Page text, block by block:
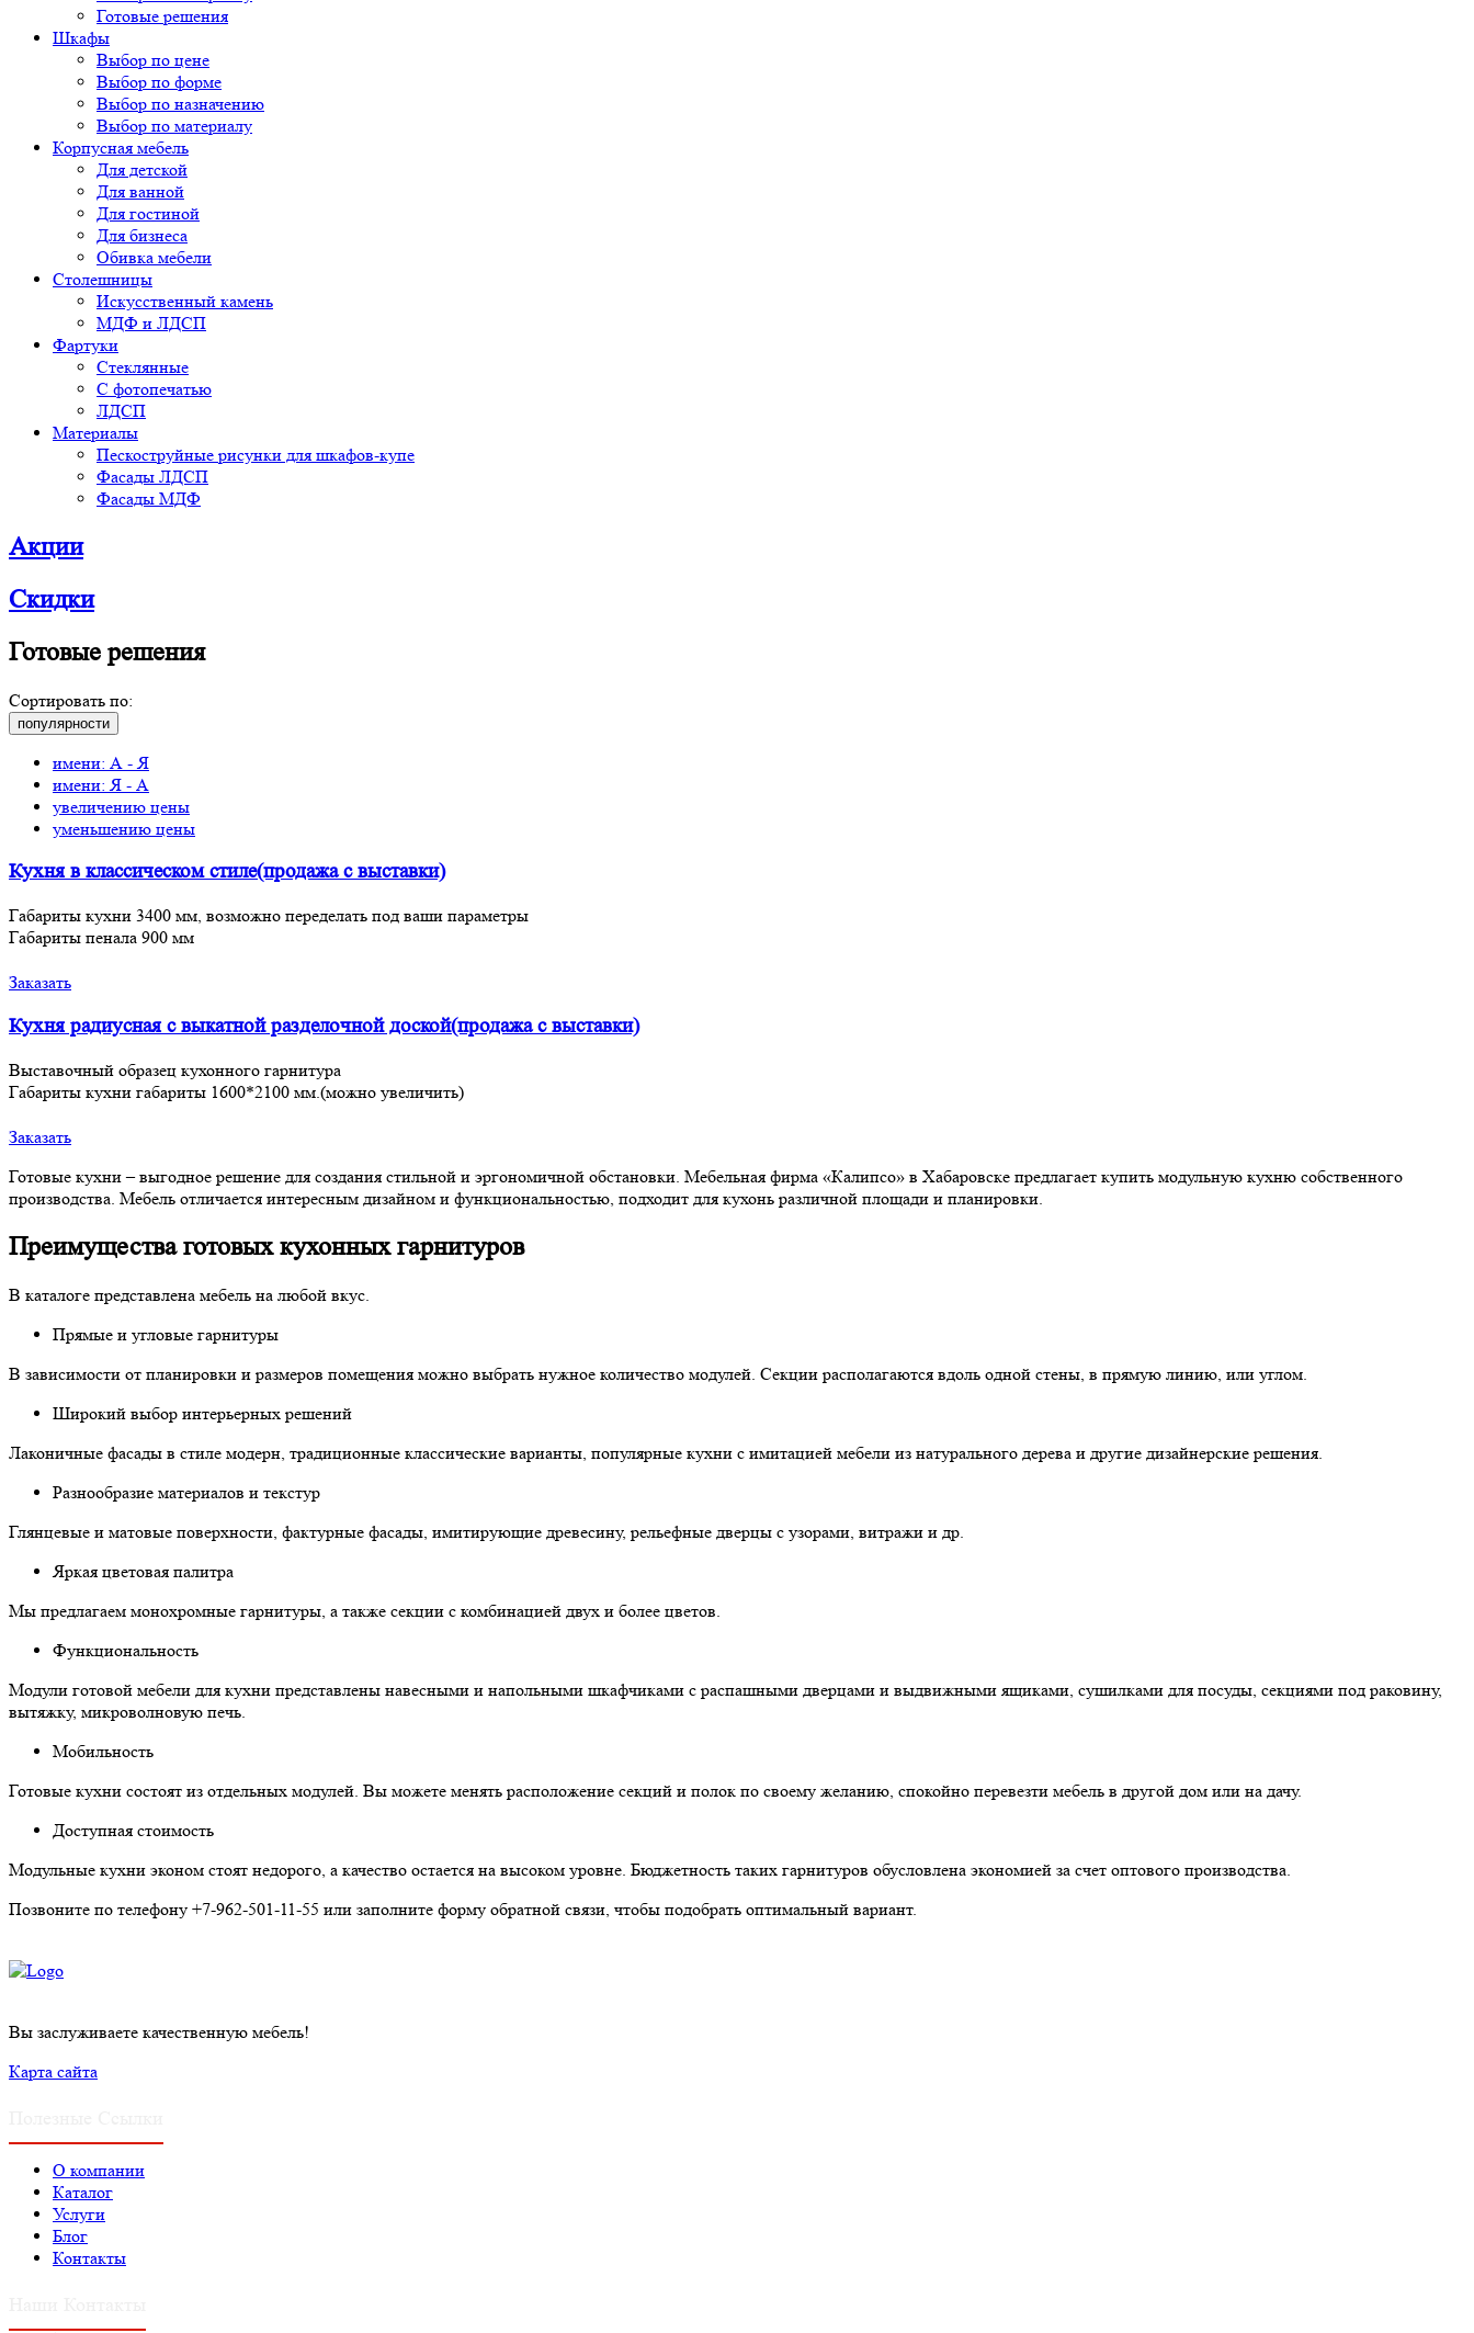
Готовые решения
Шкафы
Выбор по цене
Выбор по форме
Выбор по назначению
Выбор по материалу
Корпусная мебель
Для детской
Для ванной
Для гостиной
Для бизнеса
Обивка мебели
Столешницы
Искусственный камень
МДФ и ЛДСП
Фартуки
Стеклянные
С фотопечатью
ЛДСП
Материалы
Пескоструйные рисунки для шкафов-купе
Фасады ЛДСП
Фасады МДФ
Акции
Скидки
Готовые решения
Сортировать по:
популярности
имени: А - Я
имени: Я - А
увеличению цены
уменьшению цены
Кухня в классическом стиле(продажа с выставки)
Габариты кухни 3400 мм, возможно переделать под ваши параметры
Габариты пенала 900 мм
Заказать
Кухня радиусная с выкатной разделочной доской(продажа с выставки)
Выставочный образец кухонного гарнитура
Габариты кухни габариты 1600*2100 мм.(можно увеличить)
Заказать
Готовые кухни – выгодное решение для создания стильной и эргономичной обстановки. Мебельная фирма «Калипсо» в Хабаровске предлагает купить модульную кухню собственного
производства. Мебель отличается интересным дизайном и функциональностью, подходит для кухонь различной площади и планировки.
Преимущества готовых кухонных гарнитуров
В каталоге представлена мебель на любой вкус.
Прямые и угловые гарнитуры
В зависимости от планировки и размеров помещения можно выбрать нужное количество модулей. Секции располагаются вдоль одной стены, в прямую линию, или углом.
Широкий выбор интерьерных решений
Лаконичные фасады в стиле модерн, традиционные классические варианты, популярные кухни с имитацией мебели из натурального дерева и другие дизайнерские решения.
Разнообразие материалов и текстур
Глянцевые и матовые поверхности, фактурные фасады, имитирующие древесину, рельефные дверцы с узорами, витражи и др.
Яркая цветовая палитра
Мы предлагаем монохромные гарнитуры, а также секции с комбинацией двух и более цветов.
Функциональность
Модули готовой мебели для кухни представлены навесными и напольными шкафчиками с распашными дверцами и выдвижными ящиками, сушилками для посуды, секциями под раковину,
вытяжку, микроволновую печь.
Мобильность
Готовые кухни состоят из отдельных модулей. Вы можете менять расположение секций и полок по своему желанию, спокойно перевезти мебель в другой дом или на дачу.
Доступная стоимость
Модульные кухни эконом стоят недорого, а качество остается на высоком уровне. Бюджетность таких гарнитуров обусловлена экономией за счет оптового производства.
Позвоните по телефону +7-962-501-11-55 или заполните форму обратной связи, чтобы подобрать оптимальный вариант.
Вы заслуживаете качественную мебель!
Карта сайта
О компании
Каталог
Услуги
Блог
Контакты